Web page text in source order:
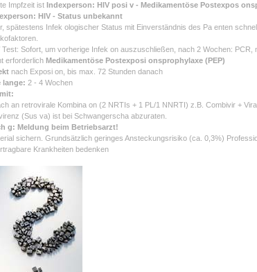
Impfzeit ist Indexperson: HIV posi v - Medikamentöse Postexpos
HIV - Status unbekannt
spätestens Infek ologischer Status mit Einverständnis des Pa enten
Test: Sofort, um vorherige Infek on auszuschließen, nach 2 Wochen: PCR,
erforderlich Medikamentöse Postexposi onsprophylaxe (PEP)
nach Exposi on, bis max. 72 Stunden danach
lange: 2 - 4 Wochen
an retrovirale Kombina on (2 NRTIs + 1 PL/1 NNRTI) z.B. Combivir +
(Sus va) ist bei Schwangerscha abzuraten.
g: Meldung beim Betriebsarzt!
sichern. Grundsätzlich geringes Ansteckungsrisiko (ca. 0,3%)
Krankheiten bedenken